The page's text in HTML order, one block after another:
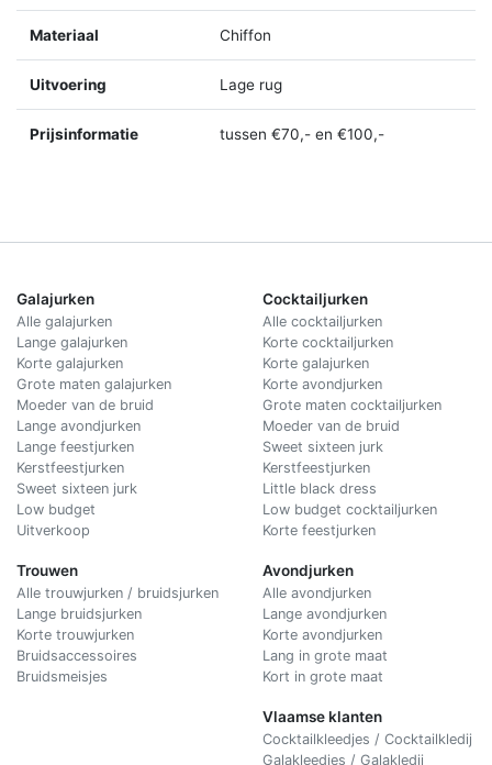
Materiaal Chiffon
Uitvoering Lage rug
Prijsinformatie tussen €70,- en €100,-
Galajurken
Alle galajurken
Lange galajurken
Korte galajurken
Grote maten galajurken
Moeder van de bruid
Lange avondjurken
Lange feestjurken
Kerstfeestjurken
Sweet sixteen jurk
Low budget
Uitverkoop
Trouwen
Alle trouwjurken / bruidsjurken
Lange bruidsjurken
Korte trouwjurken
Bruidsaccessoires
Bruidsmeisjes
Cocktailjurken
Alle cocktailjurken
Korte cocktailjurken
Korte galajurken
Korte avondjurken
Grote maten cocktailjurken
Moeder van de bruid
Sweet sixteen jurk
Kerstfeestjurken
Little black dress
Low budget cocktailjurken
Korte feestjurken
Avondjurken
Alle avondjurken
Lange avondjurken
Korte avondjurken
Lang in grote maat
Kort in grote maat
Vlaamse klanten
Cocktailkleedjes / Cocktailkledij
Galakleedjes / Galakledij